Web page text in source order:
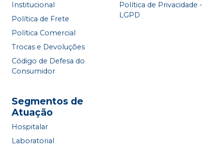
Institucional
Política de Frete
Política Comercial
Trocas e Devoluções
Código de Defesa do
Consumidor
Política de Privacidade -
LGPD
Segmentos de
Atuação
Hospitalar
Laboratorial